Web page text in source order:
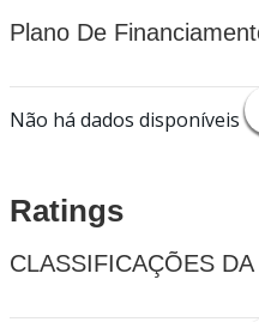
Plano De
Não há dados disponíveis
Ratings
CLASSIFICAÇÕES